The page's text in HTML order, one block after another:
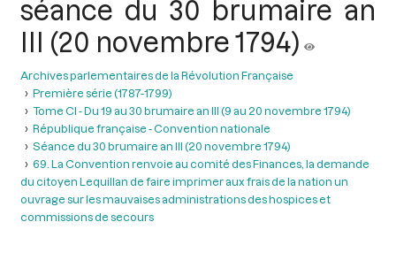
séance du 30 brumaire an
III (20 novembre 1794)
Archives parlementaires de la Révolution Française
Première série (1787-1799)
Tome CI - Du 19 au 30 brumaire an III (9 au 20 novembre 1794)
République française - Convention nationale
Séance du 30 brumaire an III (20 novembre 1794)
69. La Convention renvoie au comité des Finances, la demande
du citoyen Lequillan de faire imprimer aux frais de la nation un
ouvrage sur les mauvaises administrations des hospices et
commissions de secours